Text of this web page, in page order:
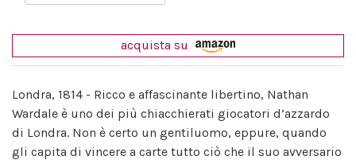
acquista su
Londra, 1814 - Ricco e affascinante libertino, Nathan
Wardale è uno dei più chiacchierati giocatori d’azzardo
di Londra. Non è certo un gentiluomo, eppure, quando
gli capita di vincere a carte tutto ciò che il suo avversario